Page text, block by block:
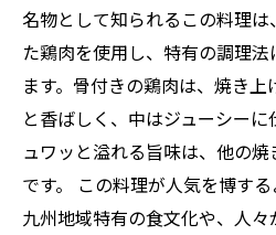
名物として知られるこの料理
た鶏肉を使用し、特有の調理
ます。骨付きの鶏肉は、焼き
と香ばしく、中はジューシー
ュワッと溢れる旨味は、他の
です。 この料理が人気を博する
九州地域特有の食文化や、人